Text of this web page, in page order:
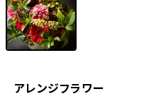
アレンジフラワー